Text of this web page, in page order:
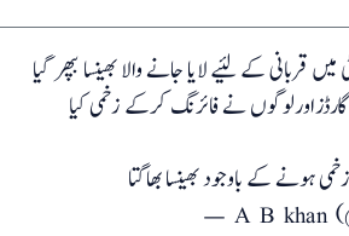
کے لئیے لایا جانے والا بھینسا بپھر گیا
نے فائرنگ کرکے زخمی کیا
— A B khan